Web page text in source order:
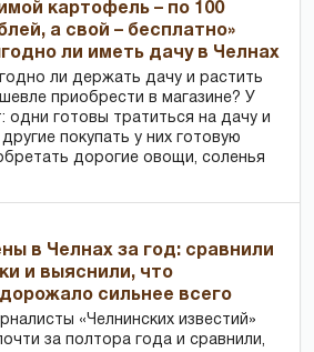
картофель – по 100
а свой – бесплатно»
ли иметь дачу в Челнах
ли держать дачу и растить
приобрести в магазине? У
одни готовы тратиться на дачу и
покупать у них готовую
дорогие овощи, соленья
в Челнах за год: сравнили
и выяснили, что
сильнее всего
«Челнинских известий»
за полтора года и сравнили,